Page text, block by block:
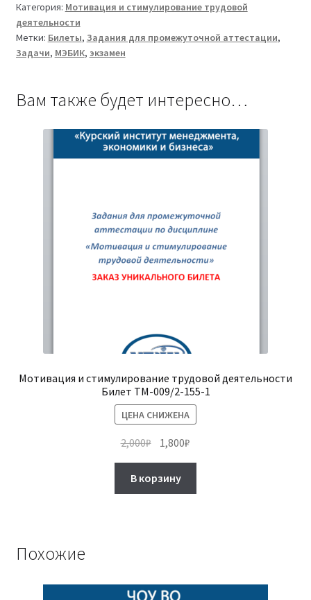
трудовой
деятельности
Билет
04
155-
Категория: Мотивация и стимулирование трудовой
деятельности
Метки: Билеты, Задания для промежуточной аттестации,
Задачи, МЭБИК, экзамен
Вам также будет интересно…
Мотивация и стимулирование трудовой деятельности
Билет ТМ-009/2-155-1
ЦЕНА СНИЖЕНА
2,000₽ Первоначальная
цена
составляла
2,000₽.
1,800₽
цена:
В корзину
Похожие